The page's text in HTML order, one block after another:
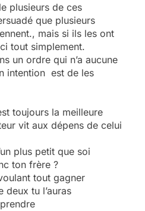
plusieurs de ces
que plusieurs
mais si ils les ont
tout simplement.
un ordre qui n’a aucune
intention est de les
toujours la meilleure
vit aux dépens de celui
plus petit que soi
ton frère ?
tout gagner
deux tu l’auras